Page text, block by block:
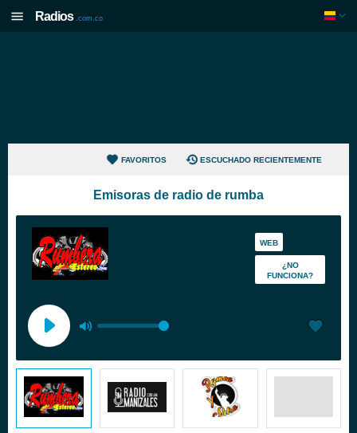
Radios .com.co
FAVORITOS ESCUCHADO RECIENTEMENTE
Emisoras de radio de rumba
WEB
¿NO
FUNCIONA?